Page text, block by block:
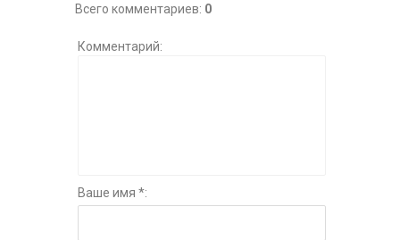
Всего комментариев: 0
Комментарий:
Ваше имя *: